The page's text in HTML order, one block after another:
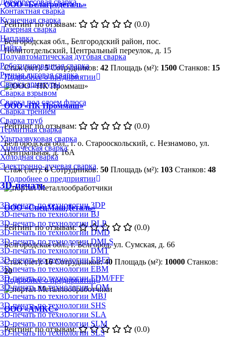
Контактная сварка
Кузнечная сварка
Лазерная сварка
Наплавка
Пайка
Полуавтоматическая дуговая сварка
Роботизированная сварка
Ручная дуговая сварка
Сварка арматуры
Сварка взрывом
Сварка под слоем флюса
Сварка трением
Сварка труб
Термитная сварка
Ультразвуковая сварка
Химическая сварка
Холодная сварка
Электронно-лучевая сварка
3D-печать
3D-печать по технологии 3DP
3D-печать по технологии BJ
3D-печать по технологии DLP
3D-печать по технологии DMD
3D-печать по технологии DMLS
3D-печать по технологии DMT
3D-печать по технологии EBF3
3D-печать по технологии EBM
3D-печать по технологии FDM/FFF
3D-печать по технологии LOM
3D-печать по технологии MBJ
3D-печать по технологии SHS
3D-печать по технологии SLA
3D-печать по технологии SLM
3D-печать по технологии SLS
ООО «Белагродеталь»
Рейтинг по отзывам:
(0.0)
Белгородская обл., Белгородский район, пос.
Политотдельский, Центральный переулок, д. 15
Стаж (лет):5 Сотрудников: 42 Площадь (м²): 1500 Станков: 15
Подробнее о предприятии
ООО «ПК Проммаш»
Рейтинг по отзывам:
(0.0)
Белгородская обл., г. о. Старооскольский, с. Незнамово, ул.
Центральная, д. 16А
Стаж (лет):6 Сотрудников: 50 Площадь (м²): 103 Станков: 48
Подробнее о предприятии
ООО «СпецМашДеталь»
Рейтинг по отзывам:
(0.0)
Белгородская обл., г. Белгород, ул. Сумская, д. 66
Стаж (лет):16 Сотрудников:40 Площадь (м²): 10000 Станков:
20
Подробнее о предприятии
ООО «АМКС»
Рейтинг по отзывам:
(0.0)